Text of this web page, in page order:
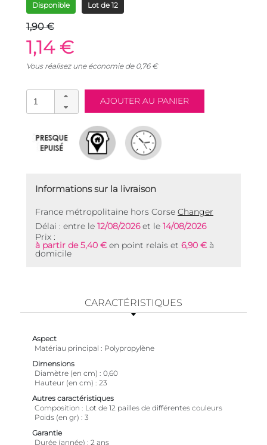
Disponible
Lot de 12
1,90 €
1,14 €
Vous réalisez une économie de 0,76€
Informations sur la livraison
France métropolitaine hors Corse Changer
Délai : entre le 12/08/2026et le 14/08/2026
Prix :
à partir de 5,40 € en point relais et 6,90 € à
domicile
CARACTÉRISTIQUES
Aspect
Matériau principal
Polypropylène
Dimensions
Diamètre (en cm)
0,60
Hauteur (en cm)
23
Autres caractéristiques
Composition
Lot de 12 pailles de différentes couleurs
Poids (en gr)
3
Garantie
Durée (année)
2 ans